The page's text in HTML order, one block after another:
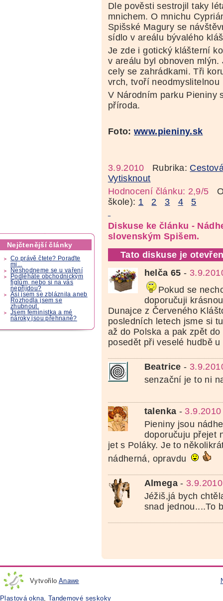
Nejčtenější články
Co právě čtete? Poraďte
mi...
Neshodneme se u vaření
Podléháte obchodnickým
fíglům, nebo si na vás
nepřijdou?
Asi jsem se zbláznila aneb
Rozhodla jsem se
zhubnout.
Jsem feministka a mé
nároky jsou přehnané?
Dle pověsti sestrojil taky
mnichem. O mnichu
Spišské Magury se
sídlo v areálu bývalého
Je zde i gotický klášterní
v areálu byl obnoven
cely se zahrádkami. Tři
vrch, tvoří
V Národním parku Pieniny
příroda.
Foto:www.pieniny.sk
3.9.2010 Rubrika:
Vytisknout
Hodnocení článku: 2,9/5
škole): 1 2 3 4 5
Diskuse ke článku -
slovenským Spišem.
Tato diskuse je
helča 65 -
Pokud se
doporučuji
Dunajce z Červeného
posledních letech jsme si
až do Polska a pak zpět
posedět při veselé hudbě
Beatrice -
senzační je to ni
talenka -
Pieniny jsou
doporučuju přejet
jet s Poláky. Je to
nádherná, opravdu
Almega-
Jéžiš,já bych
snad jednou....To
Vytvořilo Anawe
Plastová okna Tandemové seskoky